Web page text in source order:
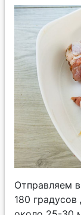
Отправляем
180